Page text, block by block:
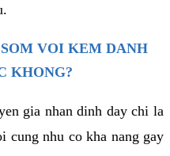
VOI KEM DANH
KHONG?
gia nhan dinh day chi la
cung nhu co kha nang gay